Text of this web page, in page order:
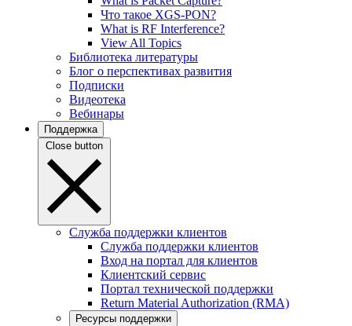
Что такое XGS-PON?
What is RF Interference?
View All Topics
Библиотека литературы
Блог о перспективах развития
Подписки
Видеотека
Вебинары
Поддержка
Close button
Служба поддержки клиентов
Служба поддержки клиентов
Вход на портал для клиентов
Клиентский сервис
Портал технической поддержки
Return Material Authorization (RMA)
Ресурсы поддержки